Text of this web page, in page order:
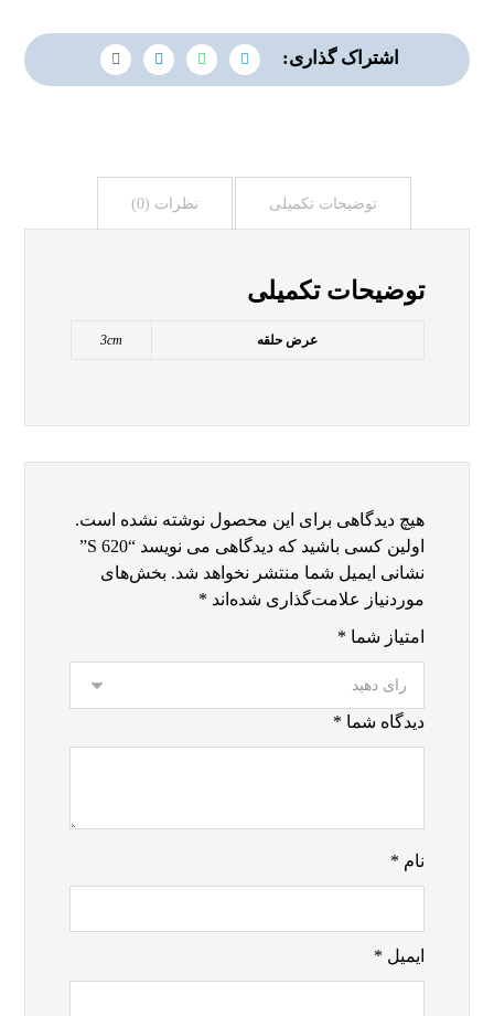
توضیحات تکمیلی نظرات (0)
توضیحات تکمیلی
عرض حلقه 3cm
هیچ دیدگاهی برای این محصول نوشته نشده است.
اولین کسی باشید که دیدگاهی می نویسد “S 620”
نشانی ایمیل شما منتشر نخواهد شد. بخش‌های
موردنیاز علامت‌گذاری شده‌اند *
امتیاز شما *
دیدگاه شما *
نام *
ایمیل *